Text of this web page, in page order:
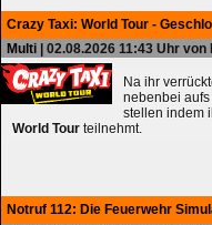
Crazy Taxi: World Tour -
Multi | 02.08.2026 11:43 Uhr von
Na ihr
nebenbei
stellen indem
World Tour teilnehmt.
Notruf 112: Die Feuerwehr